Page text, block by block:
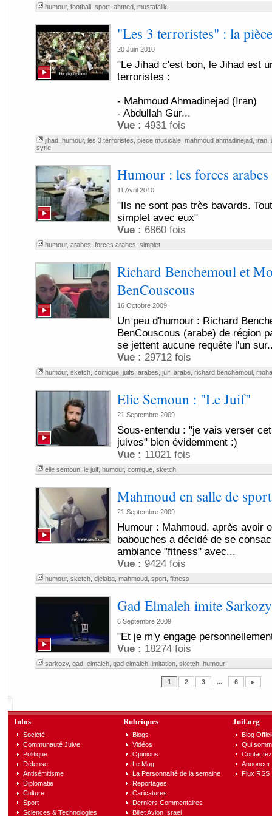
humour, football, sport, ahmed, mustafalik
"Les 3 terroristes" : la
20 Juin 2010
"Le Jihad c'est bon, le Jihad est
terroristes :
- Mahmoud Ahmadinejad (Iran)
- Abdullah Gur...
Vue : 4931 fois
jihad, humour, les 3 terroristes piece musicale, mahmoud ahmadinejad, iran,
syrie
Humour : les forces
11 Avril 2010
"Ils ne sont pas très bavards.
simplet avec eux"
Vue : 6860 fois
humour, arabes forces arabes simplet
Richard Benchemoul et
BenCouscous
16 Octobre 2009
Un peu d'humour : Richard
BenCouscous (arabe) de région
se jettent aucune requête l'un
Vue : 29712 fois
humour, sketch, comique, juifs arabes juif, arabe, richard benchemoul,
Elie Semoun : "Le Juif"
21 Septembre 2009
Sous-entendu : "je vais verser
juives" bien évidemment :)
Vue : 11021 fois
elie semoun, le juif, humour, comique, sketch
Mahmoud en salle de
21 Septembre 2009
Humour : Mahmoud, après avoir
babouches a décidé de se
ambiance "fitness" avec...
Vue : 9424 fois
humour, sketch, djelaba, mahmoud, sport, fitness
Gad Elmaleh imite Sarkozy
6 Septembre 2009
"Et je m'y engage
Vue : 18274 fois
sarkozy, gad, elmaleh, gad elmaleh, imitation, sketch, humour
1 2 3 ... 6 ►
Infos
Société
Communauté Juive
Politique
Défense
Antisémitisme
Diplomatie
Culture
Sport
Sciences & Technologies
Rubriques
Blogs
Vidéos
Opinions
Le Mag
La Personnalité de la semaine
Reportages
Caricatures
Derniers Commentaires
Billet Avion Israel
Juif.org
Blog
Qui
Annoncer
Flux RSS